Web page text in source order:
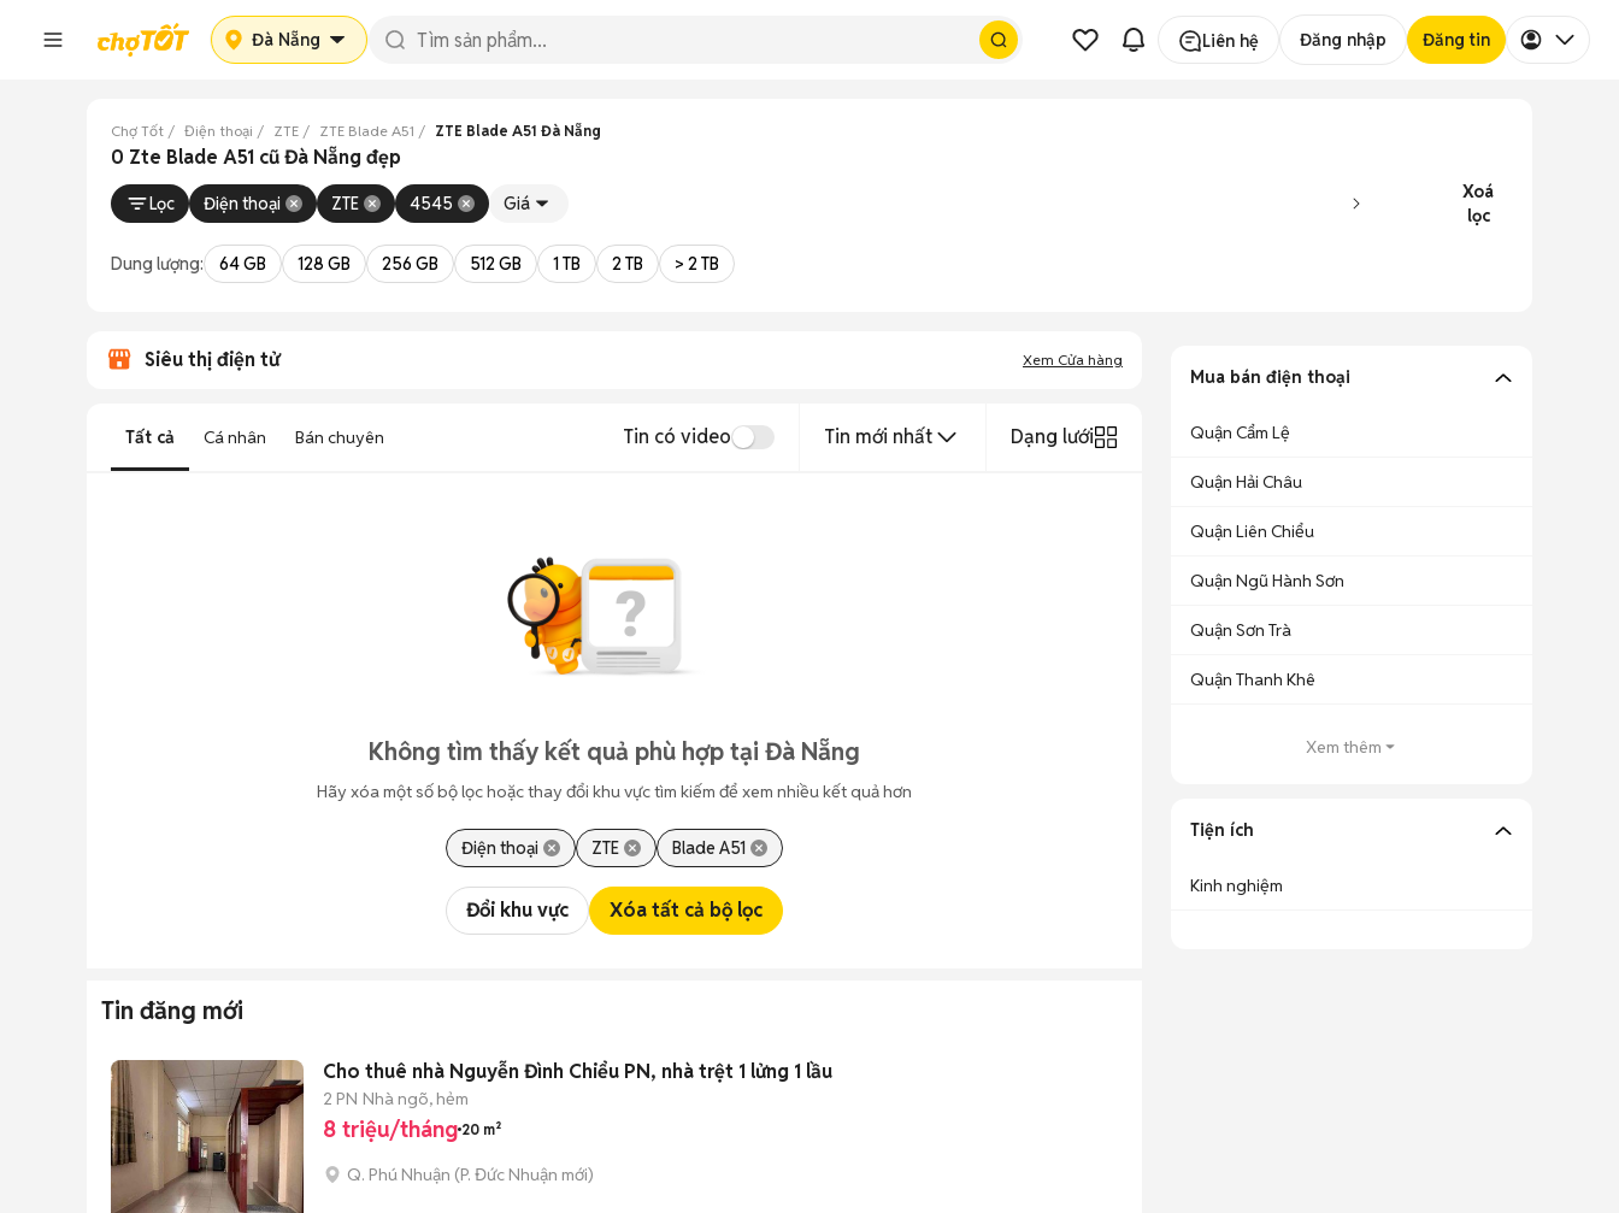
Đà Nẵng Liên hệ Đăng nhập Đăng tin
Chợ Tốt Điện thoại ZTE ZTE Blade A51 ZTE Blade A51 Đà Nẵng
0 Zte Blade A51 cũ Đà Nẵng đẹp
Lọc Điện thoại ZTE 4545 Giá
Xoá
lọc
Dung lượng: 64 GB 128 GB 256 GB 512 GB 1 TB 2 TB > 2 TB
Siêu thị điện tử Xem Cửa hàng
Tất cả Cá nhân Bán chuyên Tin có video Tin mới nhất Dạng lưới
Không tìm thấy kết quả phù hợp tại Đà Nẵng
Hãy xóa một số bộ lọc hoặc thay đổi khu vực tìm kiếm để xem nhiều kết quả hơn
Điện thoại ZTE Blade A51
Đổi khu vực Xóa tất cả bộ lọc
Tin đăng mới
Cho thuê nhà Nguyễn Đình Chiểu PN, nhà trệt 1 lửng 1 lầu
2 PN Nhà ngõ, hẻm
8 triệu/tháng 20 m²
Q. Phú Nhuận (P. Đức Nhuận mới)
Mua bán điện thoại
Quận Cẩm Lệ
Quận Hải Châu
Quận Liên Chiểu
Quận Ngũ Hành Sơn
Quận Sơn Trà
Quận Thanh Khê
Xem thêm
Tiện ích
Kinh nghiệm